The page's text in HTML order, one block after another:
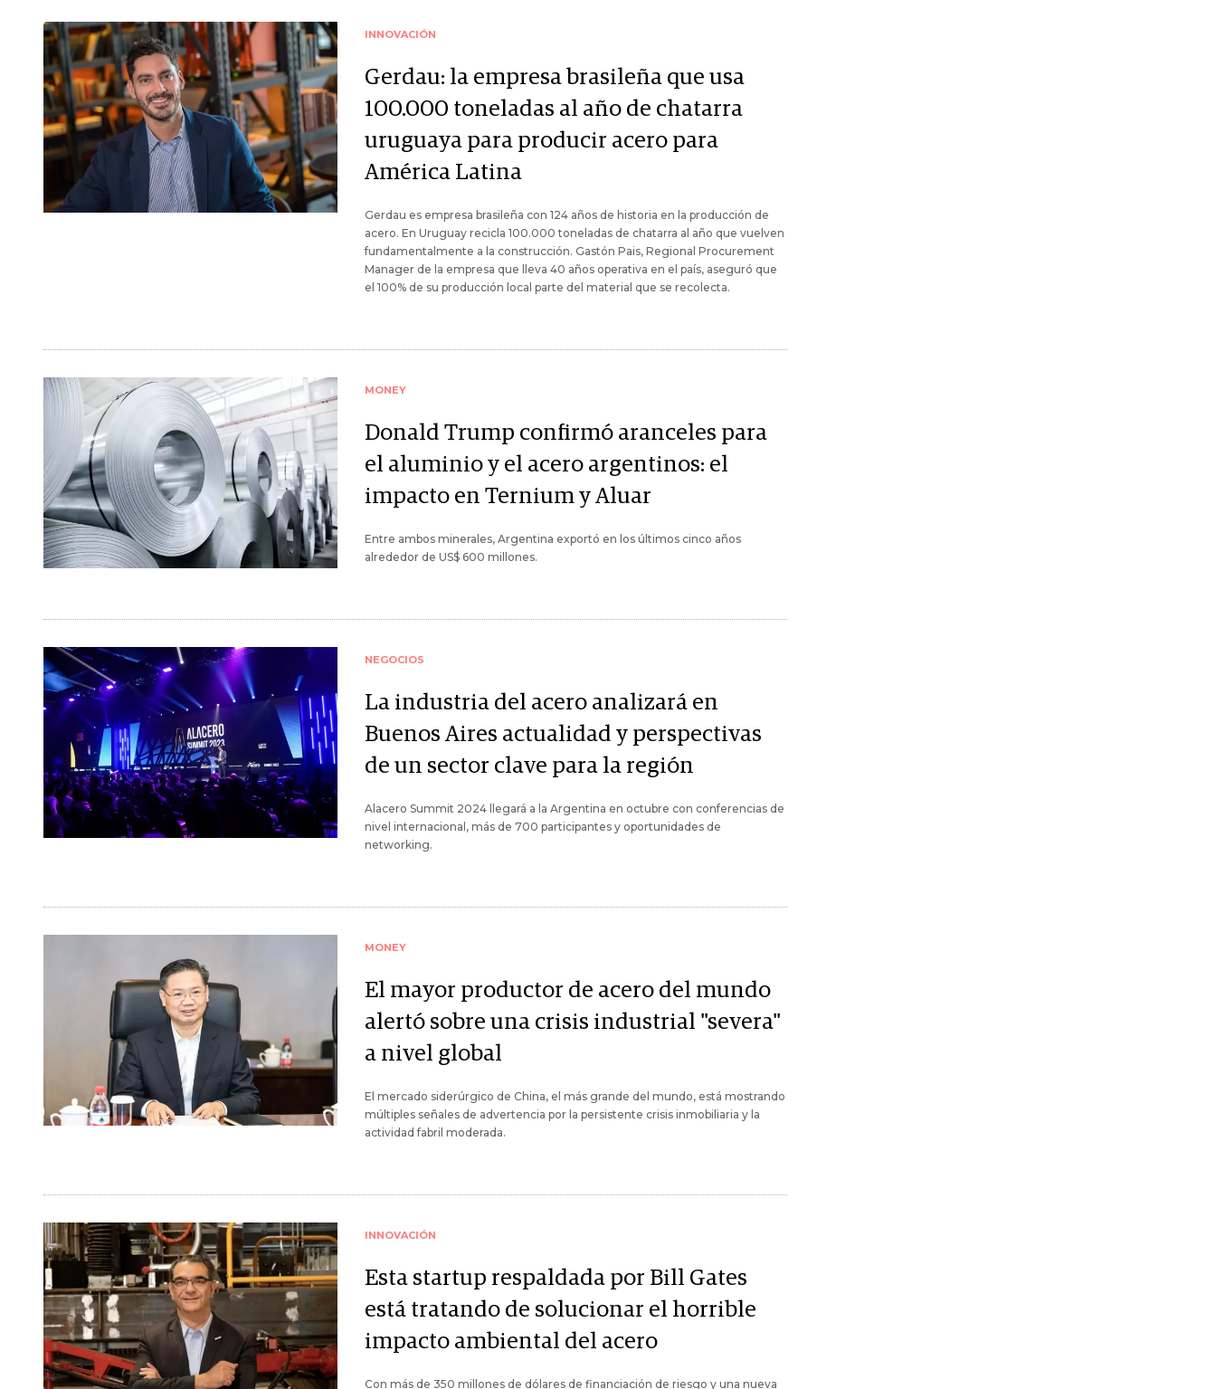
INNOVACIÓN
Gerdau: la empresa brasileña que usa
100.000 toneladas al año de chatarra
uruguaya para producir acero para
América Latina
Gerdau es empresa brasileña con 124 años de historia en la producción de
acero. En Uruguay recicla 100.000 toneladas de chatarra al año que vuelven
fundamentalmente a la construcción. Gastón Pais, Regional Procurement
Manager de la empresa que lleva 40 años operativa en el país, aseguró que
el 100% de su producción local parte del material que se recolecta.
MONEY
Donald Trump confirmó aranceles para
el aluminio y el acero argentinos: el
impacto en Ternium y Aluar
Entre ambos minerales, Argentina exportó en los últimos cinco años
alrededor de US$ 600 millones.
NEGOCIOS
La industria del acero analizará en
Buenos Aires actualidad y perspectivas
de un sector clave para la región
Alacero Summit 2024 llegará a la Argentina en octubre con conferencias de
nivel internacional, más de 700 participantes y oportunidades de
networking.
MONEY
El mayor productor de acero del mundo
alertó sobre una crisis industrial "severa"
a nivel global
El mercado siderúrgico de China, el más grande del mundo, está mostrando
múltiples señales de advertencia por la persistente crisis inmobiliaria y la
actividad fabril moderada.
INNOVACIÓN
Esta startup respaldada por Bill Gates
está tratando de solucionar el horrible
impacto ambiental del acero
Con más de 350 millones de dólares de financiación de riesgo y una nueva